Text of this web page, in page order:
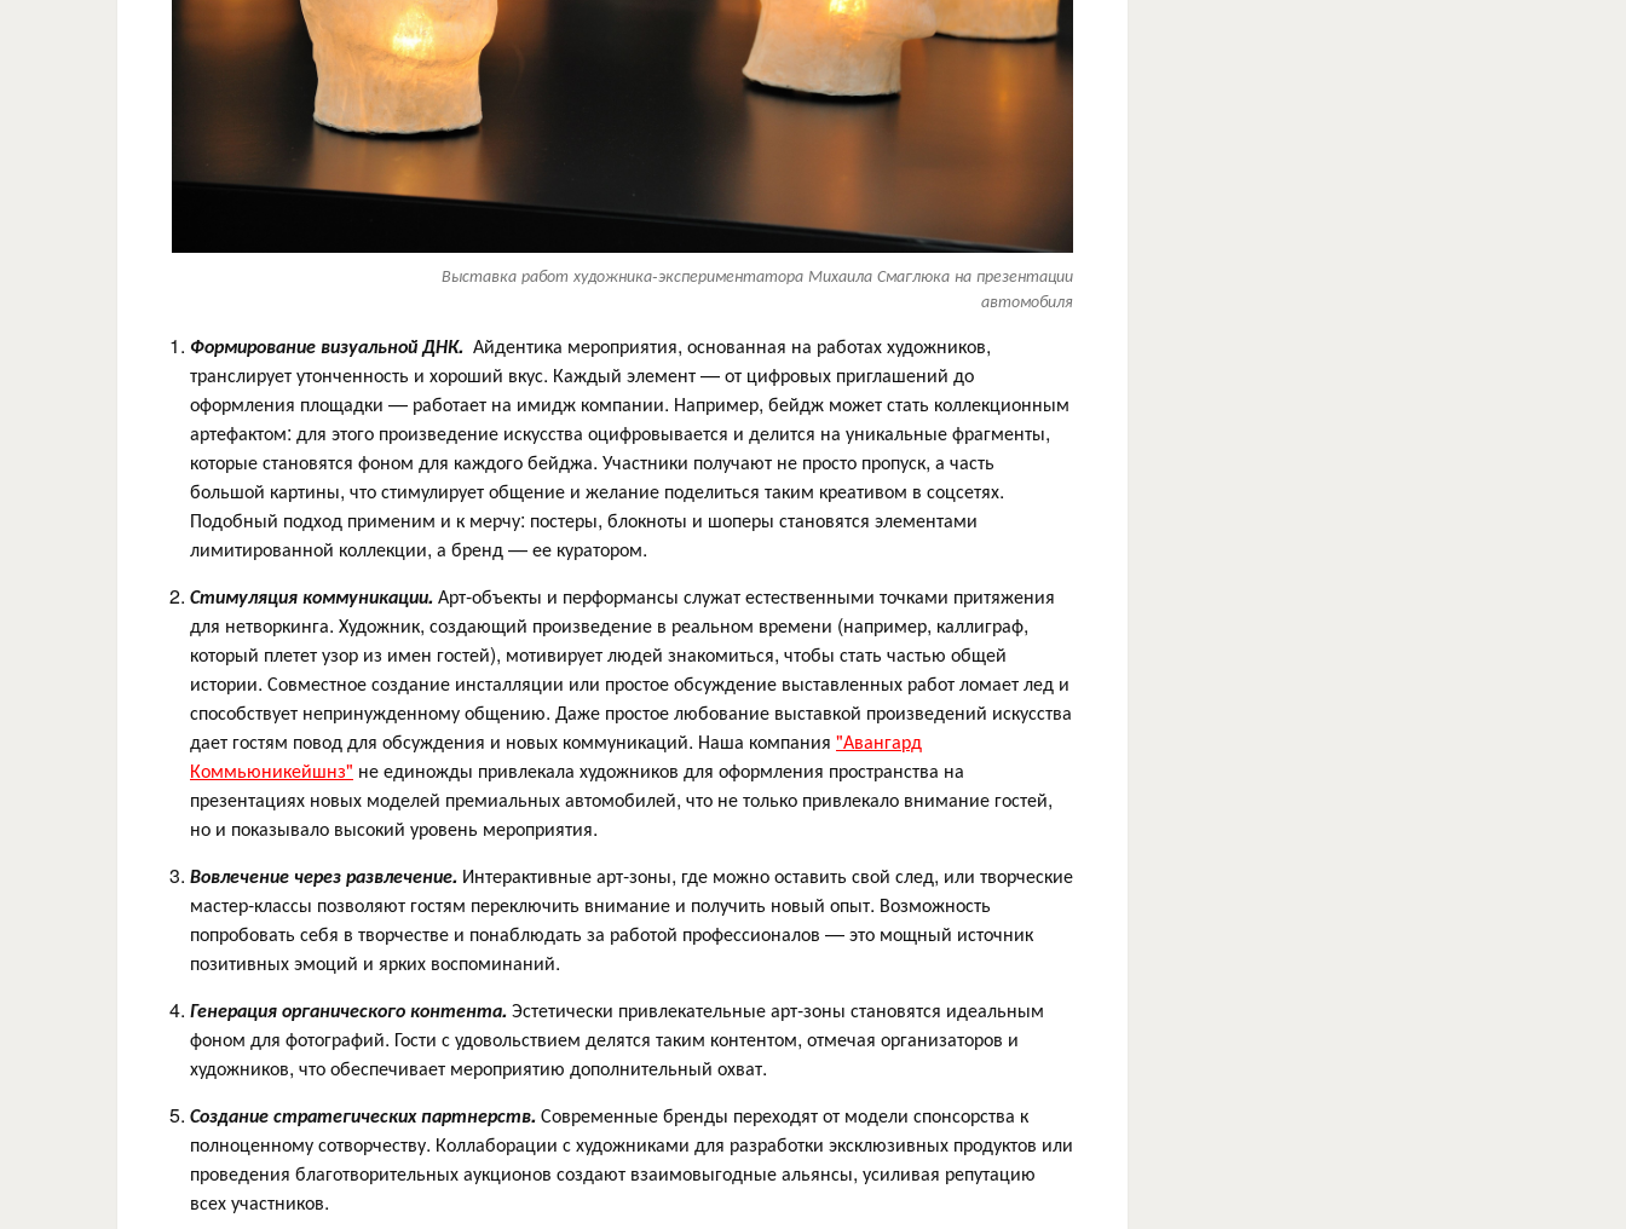
Выставка работ художника-экспериментатора Михаила Смаглюка на презентации
автомобиля
Формирование визуальной ДНК. Айдентика мероприятия, основанная на работах художников,
транслирует утонченность и хороший вкус. Каждый элемент — от цифровых приглашений до
оформления площадки — работает на имидж компании. Например, бейдж может стать коллекционным
артефактом: для этого произведение искусства оцифровывается и делится на уникальные фрагменты,
которые становятся фоном для каждого бейджа. Участники получают не просто пропуск, а часть
большой картины, что стимулирует общение и желание поделиться таким креативом в соцсетях.
Подобный подход применим и к мерчу: постеры, блокноты и шоперы становятся элементами
лимитированной коллекции, а бренд — ее куратором.
Стимуляция коммуникации.Арт-объекты и перформансы служат естественными точками притяжения
для нетворкинга. Художник, создающий произведение в реальном времени (например, каллиграф,
который плетет узор из имен гостей), мотивирует людей знакомиться, чтобы стать частью общей
истории. Совместное создание инсталляции или простое обсуждение выставленных работ ломает лед и
способствует непринужденному общению. Даже простое любование выставкой произведений искусства
дает гостям повод для обсуждения и новых коммуникаций. Наша компания "Авангард
Коммьюникейшнз" не единожды привлекала художников для оформления пространства на
презентациях новых моделей премиальных автомобилей, что не только привлекало внимание гостей,
но и показывало высокий уровень мероприятия.
Вовлечение через развлечение. Интерактивные арт-зоны, где можно оставить свой след, или творческие
мастер-классы позволяют гостям переключить внимание и получить новый опыт. Возможность
попробовать себя в творчестве и понаблюдать за работой профессионалов — это мощный источник
позитивных эмоций и ярких воспоминаний.
Генерация органического контента.Эстетически привлекательные арт-зоны становятся идеальным
фоном для фотографий. Гости с удовольствием делятся таким контентом, отмечая организаторов и
художников, что обеспечивает мероприятию дополнительный охват.
Создание стратегических партнерств.Современные бренды переходят от модели спонсорства к
полноценному сотворчеству. Коллаборации с художниками для разработки эксклюзивных продуктов или
проведения благотворительных аукционов создают взаимовыгодные альянсы, усиливая репутацию
всех участников.